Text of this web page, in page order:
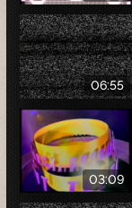
06:55
03:09